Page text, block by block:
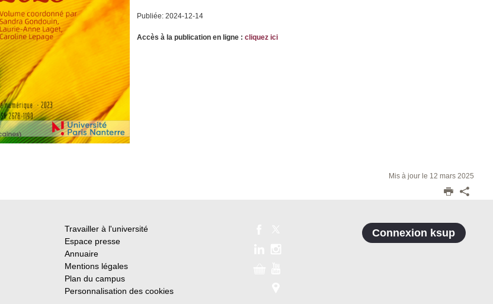
Publiée: 2024-12-14
Accès à la publication en ligne : cliquez ici
Mis à jour le 12 mars 2025
Travailler à l'université
Espace presse
Annuaire
Mentions légales
Plan du campus
Personnalisation des cookies
Connexion ksup